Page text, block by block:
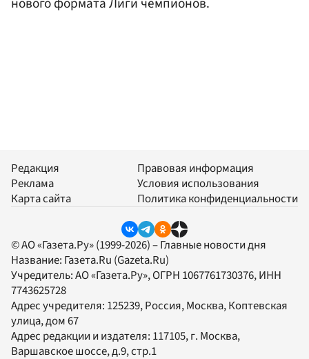
Редакция
Реклама
Карта сайта
Правовая информация
Условия использования
Политика конфиденциальности
© АО «Газета.Ру» (1999-2026) – Главные новости дня
Название: Газета.Ru (Gazeta.Ru)
Учредитель:АО «Газета.Ру», ОГРН 1067761730376, ИНН
7743625728
Адрес учредителя: 125239, Россия, Москва, Коптевская
улица, дом 67
Адрес редакции и издателя: 117105, г. Москва,
Варшавское шоссе, д.9, стр.1